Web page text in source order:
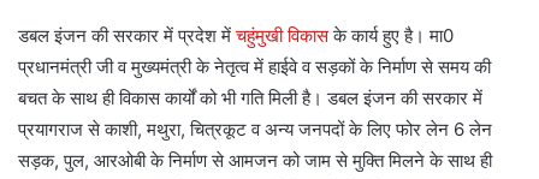
डबल इंजन की सरकार में प्रदेश मेंचहुंमुखी विकासके कार्य हुए है। मा0
प्रधानमंत्री जी व मुख्यमंत्री के नेतृत्व में हाईवे व सड़कों के निर्माण से समय की
बचत के साथ ही विकास कार्यों को भी गति मिली है। डबल इंजन की सरकार में
प्रयागराज से काशी, मथुरा, चित्रकूट व अन्य जनपदों के लिए फोर लेन 6 लेन
सड़क, पुल, आरओबी के निर्माण से आमजन को जाम से मुक्ति मिलने के साथ ही